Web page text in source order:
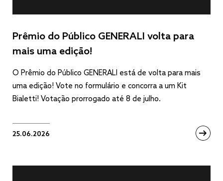
Prêmio do Público GENERALI volta para
mais uma edição!
O Prêmio do Público GENERALI está de volta para mais
uma edição! Vote no formulário e concorra a um Kit
Bialetti! Votação prorrogado até 8 de julho.
25.06.2026